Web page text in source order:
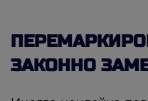
ЗАКОННО